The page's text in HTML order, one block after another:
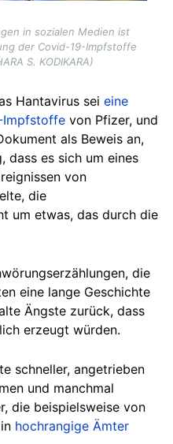
in sozialen Medien ist
der Covid-19-Impfstoffe
S. KODIKARA)
Hantavirus sei eine
Impfstoffe von Pfizer, und
als Beweis an,
dass es sich um eines
von
die
um etwas, das durch die
die
eine lange Geschichte
Ängste zurück, dass
erzeugt würden.
schneller, angetrieben
und manchmal
die beispielsweise von
hochrangige Ämter